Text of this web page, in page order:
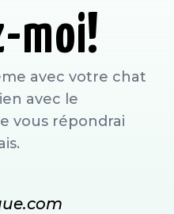
moi!
avec votre chat
avec le
vous répondrai